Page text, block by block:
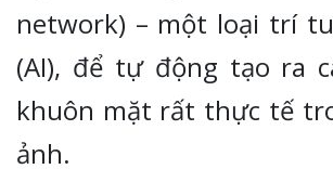
network) – một loại trí
(AI), để tự động tạo ra
khuôn mặt rất thực tế
ảnh.